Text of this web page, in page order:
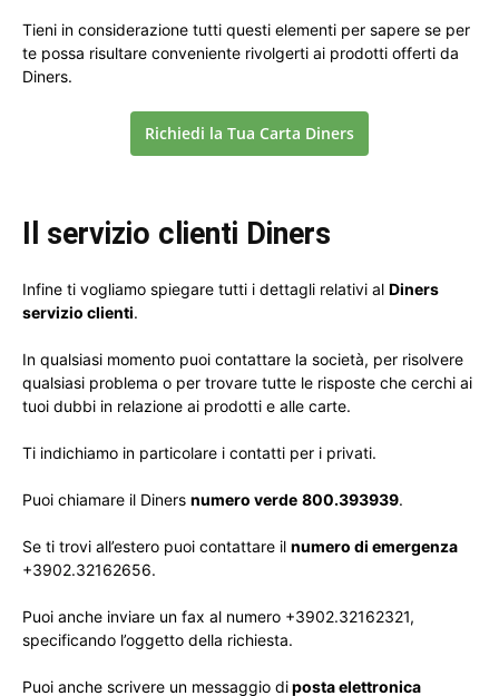
Tieni in considerazione tutti questi elementi per sapere se per
te possa risultare conveniente rivolgerti ai prodotti offerti da
Diners.
Richiedi la Tua Carta Diners
Il servizio clienti Diners
Infine ti vogliamo spiegare tutti i dettagli relativi al Diners
servizio clienti.
In qualsiasi momento puoi contattare la società, per risolvere
qualsiasi problema o per trovare tutte le risposte che cerchi ai
tuoi dubbi in relazione ai prodotti e alle carte.
Ti indichiamo in particolare i contatti per i privati.
Puoi chiamare il Diners numero verde 800.393939.
Se ti trovi all’estero puoi contattare il numero di emergenza
+3902.32162656.
Puoi anche inviare un fax al numero +3902.32162321,
specificando l’oggetto della richiesta.
Puoi anche scrivere un messaggio diposta elettronica